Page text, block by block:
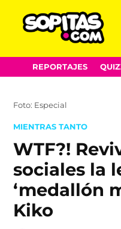
Skip
to
REPORTAJES
Foto: Especial
POSTED
MIENTRAS TANTO
WTF?!
sociales la
‘medallón
Kiko